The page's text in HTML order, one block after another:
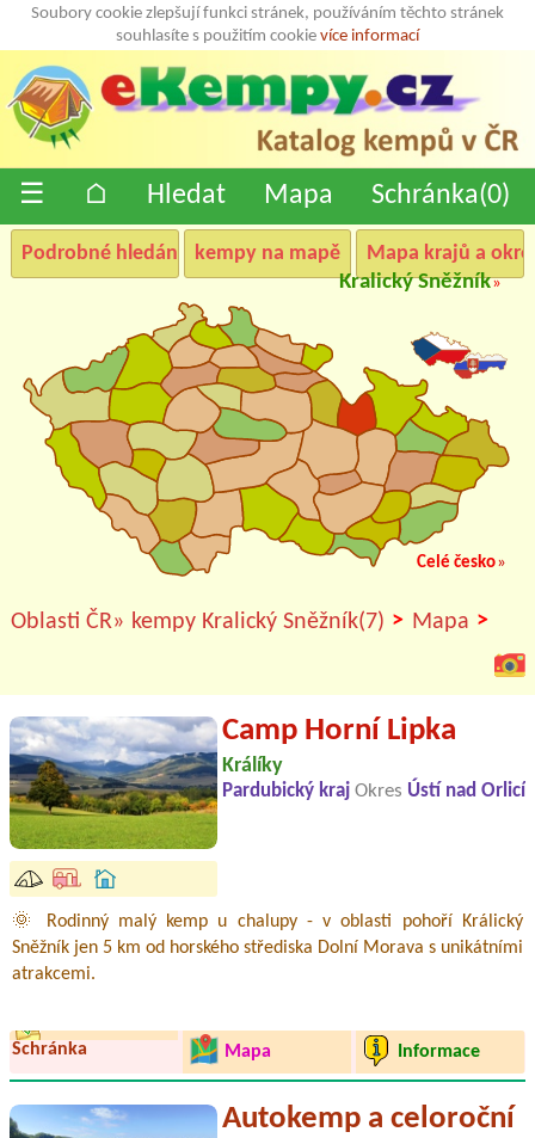
Soubory cookie zlepšují funkci stránek, používáním těchto stránek
souhlasíte s použitím cookie více informací
☰ ⌂ Hledat Mapa Schránka(0)
Podrobné hledání kempy na mapě
Mapa krajů a
Kralický Sněžník»
Celé česko»
Oblasti ČR» kempy Kralický Sněžník(7) > Mapa >
Camp Horní Lipka
Králíky
Pardubický kraj Okres Ústí nad Orlicí
🌞 Rodinný malý kemp u chalupy - v oblasti pohoří Králický
Sněžník jen 5 km od horského střediska Dolní Morava s unikátními
atrakcemi.
Schránka Mapa Informace
Autokemp a celoroční